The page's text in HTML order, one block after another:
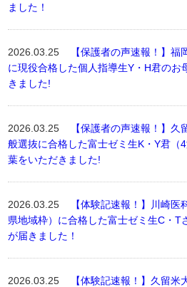
ました！
2026.03.25
【保護者の声速報！】
に現役合格した個人指導生Y・H君のお
きました!
2026.03.25
【保護者の声速報！】
般選抜に合格した富士ゼミ生K・Y君（
葉をいただきました!
2026.03.25
【体験記速報！】川崎
県地域枠）に合格した富士ゼミ生C・T
が届きました！
2026.03.25 【体験記速報！】久留